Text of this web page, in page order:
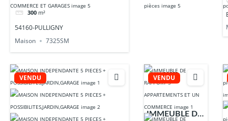
300 m²
54160-PULLIGNY
Maison
7325SM
VENDU VENDU
IMMEUBLE DE